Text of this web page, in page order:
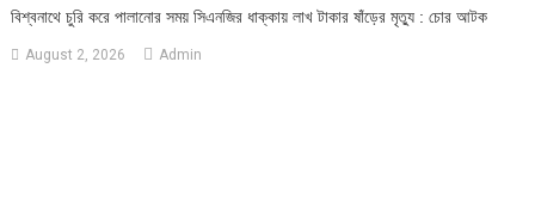
‎বিশ্বনাথে চুরি করে পালানোর সময় সিএনজির ধাক্কায় লাখ টাকার ষাঁড়ের মৃত্যু : চোর আটক
August 2, 2026 Admin